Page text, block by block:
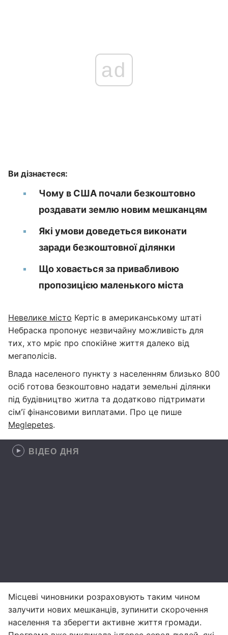
ad
Ви дізнаєтеся:
Чому в США почали безкоштовно
роздавати землю новим мешканцям
Які умови доведеться виконати
заради безкоштовної ділянки
Що ховається за привабливою
пропозицією маленького міста
Невелике місто Кертіс в американському штаті
Небраска пропонує незвичайну можливість для
тих, хто мріє про спокійне життя далеко від
мегаполісів.
Влада населеного пункту з населенням близько 800
осіб готова безкоштовно надати земельні ділянки
під будівництво житла та додатково підтримати
сім'ї фінансовими виплатами. Про це пише
Meglepetes.
ВІДЕО ДНЯ
Місцеві чиновники розраховують таким чином
залучити нових мешканців, зупинити скорочення
населення та зберегти активне життя громади.